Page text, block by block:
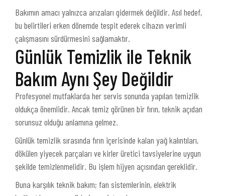
Bakımın amacı yalnızca arızaları gidermek değildir. Asıl hedef,
bu belirtileri erken dönemde tespit ederek cihazın verimli
çalışmasını sürdürmesini sağlamaktır.
Günlük Temizlik ile Teknik
Bakım Aynı Şey Değildir
Profesyonel mutfaklarda her servis sonunda yapılan temizlik
oldukça önemlidir. Ancak temiz görünen bir fırın, teknik açıdan
sorunsuz olduğu anlamına gelmez.
Günlük temizlik sırasında fırın içerisinde kalan yağ kalıntıları,
dökülen yiyecek parçaları ve kirler üretici tavsiyelerine uygun
şekilde temizlenmelidir. Bu işlem hijyen açısından gereklidir.
Buna karşılık teknik bakım; fan sistemlerinin, elektrik